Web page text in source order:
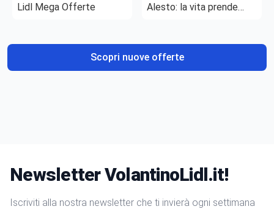
Lidl Mega Offerte
Alesto: la vita prende
Scopri nuove offerte
Newsletter VolantinoLidl.it!
Iscriviti alla nostra newsletter che ti invierà ogni settimana